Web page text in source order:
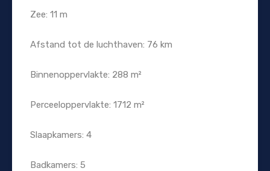
Zee: 11 m
Afstand tot de luchthaven: 76 km
Binnenoppervlakte: 288 m²
Perceeloppervlakte: 1712 m²
Slaapkamers: 4
Badkamers: 5